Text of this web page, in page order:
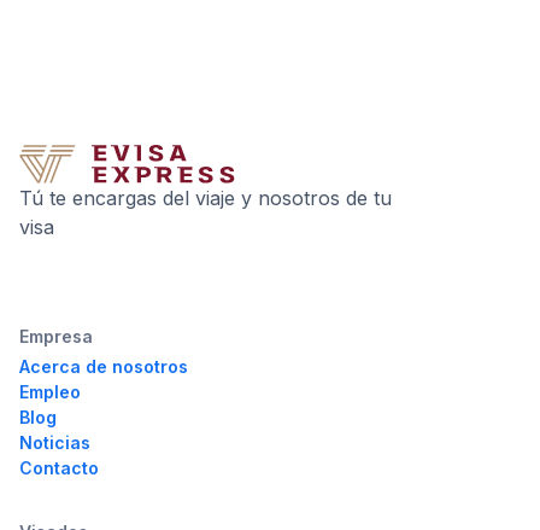
Tú te encargas del viaje y nosotros de tu
visa
Empresa
Acerca de nosotros
Empleo
Blog
Noticias
Contacto